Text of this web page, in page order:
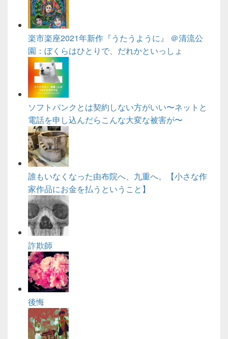
楽市楽座2021年新作『うたうように』 ＠清流公
園：ぼくらはひとりで、だれかといっしょ
ソフトバンクとは契約しない方がいい〜ネットと
電話を申し込んだらこんな大変な被害が〜
誰もいなくなった由布院へ、九重へ。【小さな作
家作品にお金を払うということ】
詐欺師
後悔